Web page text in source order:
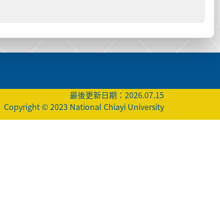
最後更新日期：2026.07.15
Copyright © 2023 National Chiayi University